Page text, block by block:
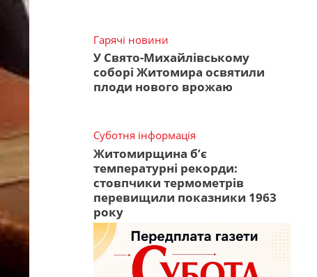
Гарячі новини
У Свято-Михайлівському
соборі Житомира освятили
плоди нового врожаю
Суботня інформація
Житомирщина б’є
температурні рекорди:
стовпчики термометрів
перевищили показники 1963
року